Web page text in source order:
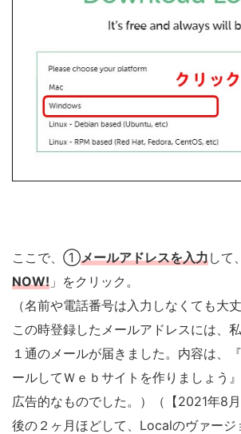
ここで、①メールアドレスを入力し
NOW! 」をクリック。
（名前や電話番号は入力しなくても大
この時登録したメールアドレスには、
１通のメールが届きました。内容は、
ールしてＷｅｂサイトを作りましょう
広告的なものでした。）（【2021年8
後の２ヶ月ほどして、Localのヴァージ